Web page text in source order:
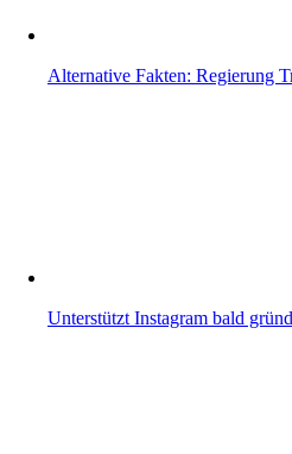
Alternative Fakten: Regierung
Unterstützt Instagram bald